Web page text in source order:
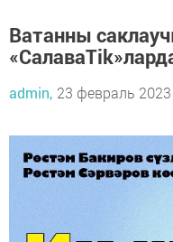
Ватанны
admin, 23 февраль 2023